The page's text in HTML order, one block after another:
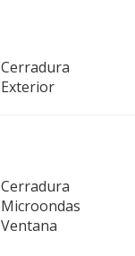
Cerradura
Exterior
Cerradura
Microondas
Ventana